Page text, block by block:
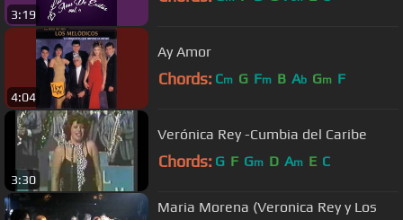
3:19
4:04
Ay Amor
Chords: Cm G Fm B Ab Gm F
3:30
Verónica Rey -Cumbia del Caribe
Chords: G F Gm D Am E C
Maria Morena (Veronica Rey y Los